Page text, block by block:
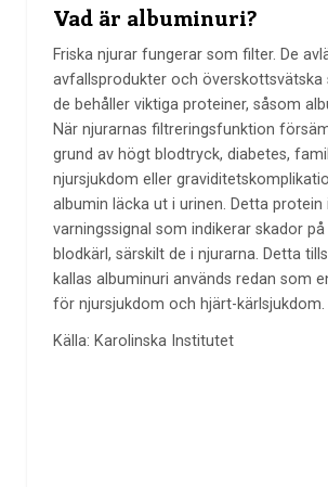
Vad är albuminuri?
Friska njurar fungerar som filter. De
avfallsprodukter och överskottsvätska
de behåller viktiga proteiner, såsom
När njurarnas filtreringsfunktion
grund av högt blodtryck, diabetes,
njursjukdom eller
albumin läcka ut i urinen. Detta protein
varningssignal som indikerar skador
blodkärl, särskilt de i njurarna. Detta
kallas albuminuri används redan som
för njursjukdom och hjärt-kärlsjukdom.
Källa: Karolinska Institutet